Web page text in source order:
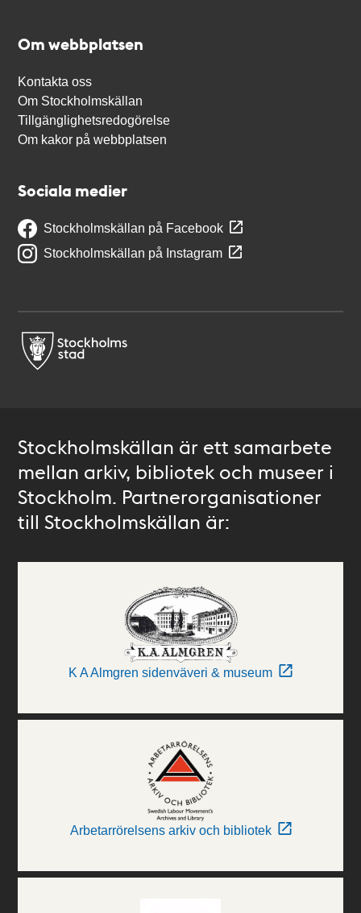
Om webbplatsen
Kontakta oss
Om Stockholmskällan
Tillgänglighetsredogörelse
Om kakor på webbplatsen
Sociala medier
Stockholmskällan på Facebook
Stockholmskällan på Instagram
Stockholmskällan är ett samarbete
mellan arkiv, bibliotek och museer i
Stockholm. Partnerorganisationer
till Stockholmskällan är:
K A Almgren sidenväveri & museum
Arbetarrörelsens arkiv och bibliotek